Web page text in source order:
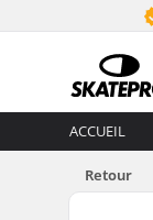
ACCUEIL
Retour